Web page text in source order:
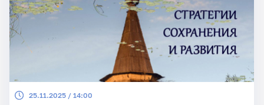
25.11.2025 / 14:00